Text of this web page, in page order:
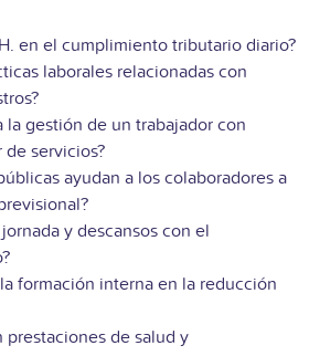
en el cumplimiento tributario diario?
laborales relacionadas con
la gestión de un trabajador con
servicios?
ayudan a los colaboradores a
y descansos con el
formación interna en la reducción
prestaciones de salud y